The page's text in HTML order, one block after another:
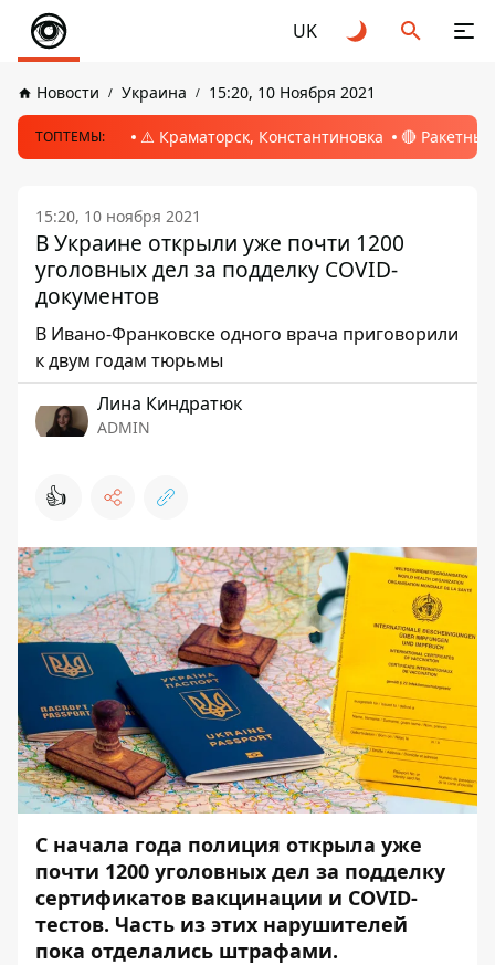
UK
Новости Украина 15:20, 10 Ноября 2021
ТОПТЕМЫ: ⚠️ Краматорск, Константиновка 🔴
15:20, 10 ноября 2021
В Украине открыли уже почти 1200
уголовных дел за подделку COVID-
документов
В Ивано-Франковске одного врача приговорили
к двум годам тюрьмы
Лина Киндратюк
ADMIN
👍
С начала года полиция открыла уже
почти 1200 уголовных дел за подделку
сертификатов вакцинации и COVID-
тестов. Часть из этих нарушителей
пока отделались штрафами.